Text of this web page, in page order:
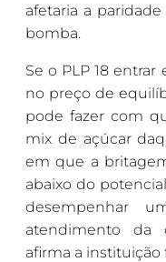
afetaria a
bomba.
Se o PLP 18
no preço de
pode fazer com
mix de açúcar
em que a
abaixo do
desempenhar
atendimento da
afirma a instituição